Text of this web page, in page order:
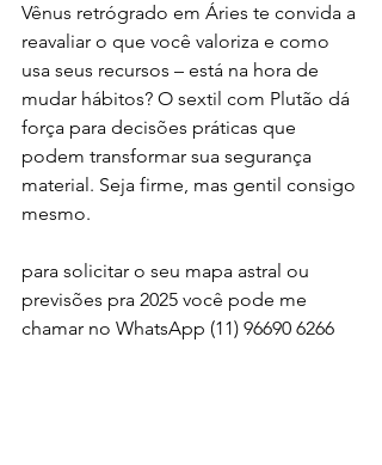
Vênus retrógrado em Áries te convida a
reavaliar o que você valoriza e como
usa seus recursos – está na hora de
mudar hábitos? O sextil com Plutão dá
força para decisões práticas que
podem transformar sua segurança
material. Seja firme, mas gentil consigo
mesmo.
para solicitar o seu mapa astral ou
previsões pra 2025 você pode me
chamar no WhatsApp (11) 96690 6266